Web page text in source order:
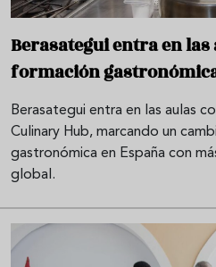
Berasategui entra en
formación
Berasategui entra en las aulas
Culinary Hub, marcando un
gastronómica en España con
global.